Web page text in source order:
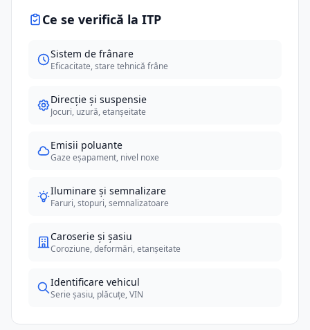
Ce se verifică la ITP
Sistem de frânare
Eficacitate, stare tehnică frâne
Direcție și suspensie
Jocuri, uzură, etanșeitate
Emisii poluante
Gaze eșapament, nivel noxe
Iluminare și semnalizare
Faruri, stopuri, semnalizatoare
Caroserie și șasiu
Coroziune, deformări, etanșeitate
Identificare vehicul
Serie șasiu, plăcuțe, VIN